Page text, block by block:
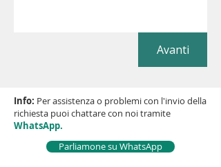
Avanti
Info: Per assistenza o problemi con l'invio della
richiesta puoi chattare con noi tramite
WhatsApp.
Parliamone su WhatsApp